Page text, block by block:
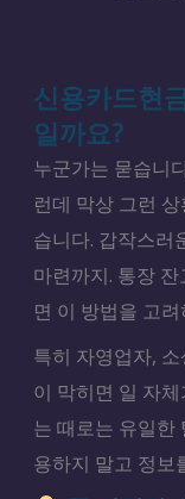
신용카드현
일까요?
누군가는 묻습니
런데 막상 그런
습니다. 갑작스러
마련까지. 통장
면 이 방법을 고
특히 자영업자,
이 막히면 일 자
는 때로는 유일한
용하지 말고 정보